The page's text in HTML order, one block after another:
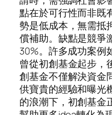
點在於可行性而非既
勢是低成本，無需抵
償補助。缺點是競爭
30%。許多成功案例
曾從初創基金起步，
創基金不僅解決資金
供寶貴的經驗和曝光
的浪潮下，初創基金